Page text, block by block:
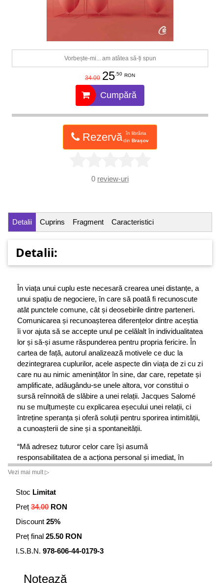
Vorbește-mi... am atâtea să-ți spun
34.00 25.50 RON
Cumpără
Rezervă
în librăria
din Brașov
0 review-uri
Detalii Cuprins Fragment Caracteristici
Detalii:
În viața unui cuplu este necesară crearea unei distanțe, a
unui spațiu de negociere, în care să poată fi recunoscute
atât punctele comune, cât și deosebirile dintre parteneri.
Comunicarea și recunoașterea diferențelor dintre aceștia
îi vor ajuta să se accepte unul pe celălalt în individualitatea
lor și să-și asume răspunderea pentru propria fericire. În
cartea de față, autorul analizează motivele ce duc la
dezintegrarea cuplurilor, acele aspecte din viața de zi cu zi
care nu au nimic amenințător în sine, dar care, repetate și
amplificate, adăugându-se unele altora, vor constitui o
sursă reînnoită de slăbire a unei relații. Jacques Salomé
nu se mulțumește cu explicarea eșecului unei relații, ci
întreține speranța și oferă soluții pentru sporirea intimității,
a cunoașterii de sine și a spontaneității.
“Mă adresez tuturor celor care își asumă
responsabilitatea de a acționa personal și imediat, în
vederea îmbunătățirii relațiilor cu ei înșiși și cu cei din jur.
Să fim mai buni pentru a trăi mai bine...
Să trăim mai bine nu doar pentru a supraviețui...
Pentru a obține bucuria vieții și respectul față de sine.”
Vezi mai mult ▷
Stoc Limitat
Preț 34.00 RON
Discount 25%
Preț final 25.50 RON
I.S.B.N. 978-606-44-0179-3
Notează